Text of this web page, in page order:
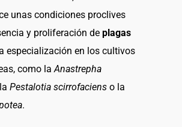
unas condiciones proclives
y proliferación de plagas
especialización en los cultivos
como laAnastrepha
Pestalotia scirrofaciens o la
.